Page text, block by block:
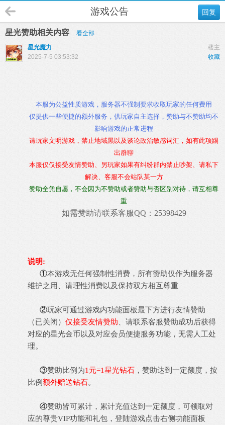
回复
游戏公告
星光赞助相关内容
看全部
楼主
星光魔力
收藏
2025-7-5 03:53:32
本服为公益性质游戏，服务器不强制要求收取玩家的任何费用
仅提供一些便捷的额外服务，供玩家自主选择，赞助与不赞助均不
影响游戏的正常进程
请玩家文明游戏，禁止地域黑以及谈论政治敏感词汇，如有此项踢
出群聊
本服仅仅接受友情赞助、另玩家如果有纠纷群内禁止吵架、请私下
解决、客服不会站队某一方
赞助全凭自愿，不会因为不赞助或者赞助与否区别对待，请互相尊
重
如需赞助请联系客服QQ：25398429
说明:
①本游戏无任何强制性消费，所有赞助仅作为服务器
维护之用、请理性消费以及保持双方相互尊重
②玩家可通过游戏内功能面板最下方进行友情赞助
（已关闭） 仅接受友情赞助 、请联系客服赞助成功后获得
对应的星光金币以及对应会员便捷服务功能，无需人工处
理。
③赞助比例为1元=1星光钻石 ，赞助达到一定额度，按
比例额外赠送钻石。
④赞助皆可累计，累计充值达到一定额度，可领取对
应的尊贵VIP功能和礼包，登陆游戏点击右侧功能面板